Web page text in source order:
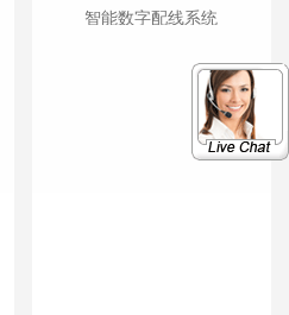
智能数字配线系统